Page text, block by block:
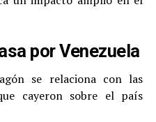
por Venezuela
se relaciona con las
cayeron sobre el país